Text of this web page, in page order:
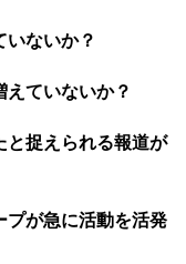
いないか？
えていないか？
と捉えられる報道が
プが急に活動を活発